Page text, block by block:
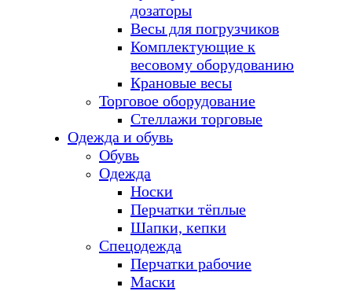
дозаторы
Весы для погрузчиков
Комплектующие к
весовому оборудованию
Крановые весы
Торговое оборудование
Стеллажи торговые
Одежда и обувь
Обувь
Одежда
Носки
Перчатки тёплые
Шапки, кепки
Спецодежда
Перчатки рабочие
Маски